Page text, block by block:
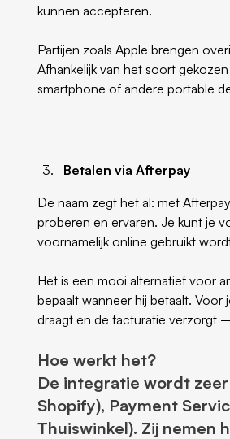
kunnen accepteren.
Partijen zoals Apple brengen
Afhankelijk van het soort
smartphone of andere portable
Betalen via Afterpay
De naam zegt het al: met
proberen en ervaren. Je kunt je
voornamelijk online gebruikt
Het is een mooi alternatief voor
bepaalt wanneer hij betaalt.
draagt en de facturatie verzorgt
Hoe werkt het?
De integratie wordt
Shopify), Payment
Thuiswinkel). Zij nemen